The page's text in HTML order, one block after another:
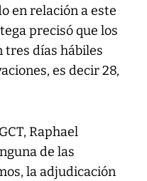
en relación a este
precisó que los
tres días hábiles
es decir 28,
Raphael
de las
la adjudicación